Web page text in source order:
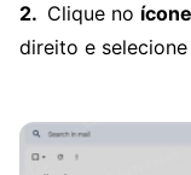
Clique no
direito e selecione